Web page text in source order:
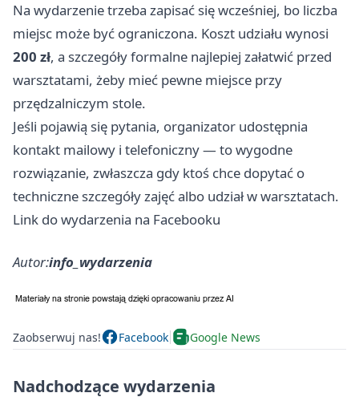
Na wydarzenie trzeba zapisać się wcześniej, bo liczba
miejsc może być ograniczona. Koszt udziału wynosi
200 zł, a szczegóły formalne najlepiej załatwić przed
warsztatami, żeby mieć pewne miejsce przy
przędzalniczym stole.
Jeśli pojawią się pytania, organizator udostępnia
kontakt mailowy i telefoniczny — to wygodne
rozwiązanie, zwłaszcza gdy ktoś chce dopytać o
techniczne szczegóły zajęć albo udział w warsztatach.
Link do wydarzenia na Facebooku
Autor:info_wydarzenia
Zaobserwuj nas! Facebook Google News
Nadchodzące wydarzenia